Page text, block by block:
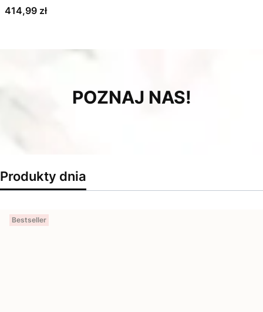
Cena
414,99 zł
POZNAJ NAS!
Produkty dnia
Bestseller